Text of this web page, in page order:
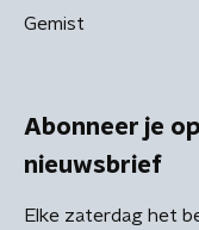
Gemist
Abonneer je
nieuwsbrief
Elke zaterdag het